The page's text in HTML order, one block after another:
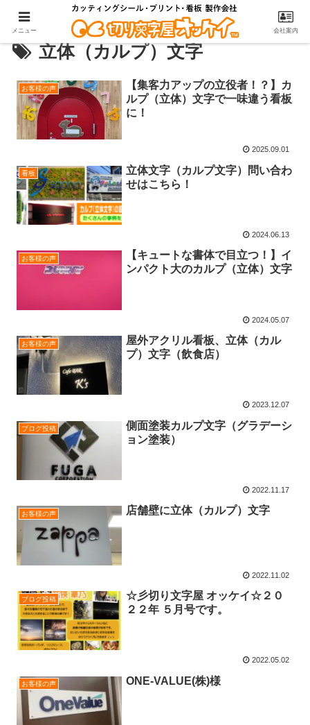
立体（カルプ）文字
お客様の声
【集客力アップの立役者！？】カ
ルプ（立体）文字で一味違う看板
に！
2025.09.01
看板
立体文字（カルプ文字）問い合わ
せはこちら！
2024.06.13
お客様の声
【キュートな書体で目立つ！】イ
ンパクト大のカルプ（立体）文字
2024.05.07
お客様の声
屋外アクリル看板、立体（カル
プ）文字（飲食店）
2023.12.07
ブログ投稿
側面塗装カルプ文字（グラデーシ
ョン塗装）
2022.11.17
お客様の声 店舗壁に立体（カルプ）文字
2022.11.02
ブログ投稿
☆彡切り文字屋 オッケイ☆２０
２２年 ５月号です。
2022.05.02
お客様の声 ONE-VALUE(株)様
メニュー 会社案内